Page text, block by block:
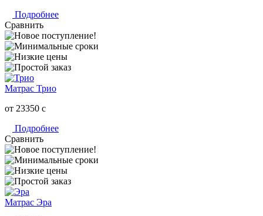
Подробнее
Сравнить
Матрас Трио
от 23350 c
Подробнее
Сравнить
Матрас Эра